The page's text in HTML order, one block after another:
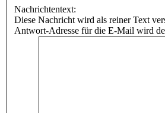
Nachrichtentext:
Diese Nachricht wird als reiner Text
Antwort-Adresse für die E-Mail wird